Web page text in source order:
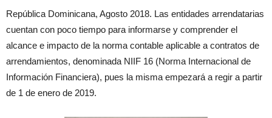
República Dominicana, Agosto 2018. Las entidades arrendatarias
cuentan con poco tiempo para informarse y comprender el
alcance e impacto de la norma contable aplicable a contratos de
arrendamientos, denominada NIIF 16 (Norma Internacional de
Información Financiera), pues la misma empezará a regir a partir
de 1 de enero de 2019.